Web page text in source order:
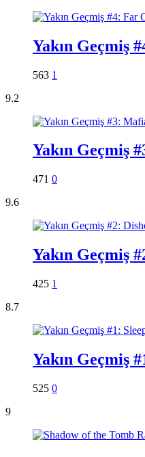
Yakın Geçmiş
563 1
9.2
Yakın Geçmiş
471 0
9.6
Yakın Geçmiş
425 1
8.7
Yakın Geçmiş
525 0
9